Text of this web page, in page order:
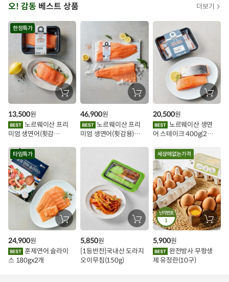
아
시
인
이
트
오! 감동 베스트 상품 더보기
한정특가
장
바
에
담
노르웨이산 프리
미엄 생연어(횟감
13,500원
장
바
에
담
기
노르웨이산 프리
미엄 생연어(횟감용)
46,900원
장
바
에
담
기
어 스테이크 400g(2조
20,500원
타임특가
장
바
에
담
훈제연어 슬라이
스 180gx2개
24,900원
장
바
에
담
[1등반찬]국내산 도라지
오이무침(150g)
5,850원
난각번호
1 장
바
에
담
제 유정란(10구)
5,900원